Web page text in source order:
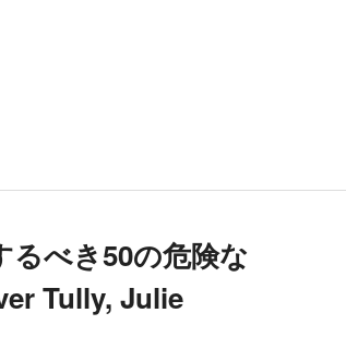
べき50の危険な
Tully, Julie